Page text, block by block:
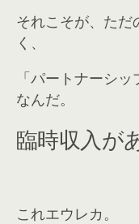
それこそが、ただ
く、
「パートナーシ
なんだ。
臨時収入が
これエウレカ。